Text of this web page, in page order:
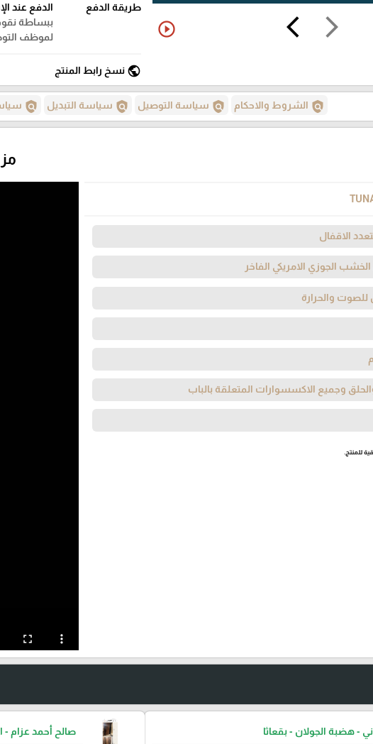
arrow_forward_ios
arrow_back_ios
play_circle_outline
طريقة الدفع
الدفع عند
ببساطة
لموظف
public نسخ رابط المنتج
policy الشروط والاحكام policy سياسة التوصيل policy سياسة التبديل policy
الاقفال
الجوزي الامريكي الفاخر
للصوت والحرارة
وجميع الاكسسوارات المتعلقة بالباب
للمنتج.
- هضبة الجولان - بقعاثا صالح أحمد عزام -